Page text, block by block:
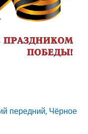
передний, Чёрное